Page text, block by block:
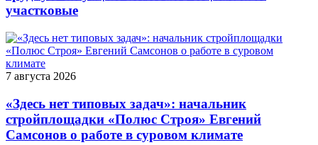
участковые
7 августа 2026
«Здесь нет типовых задач»: начальник
стройплощадки «Полюс Строя» Евгений
Самсонов о работе в суровом климате